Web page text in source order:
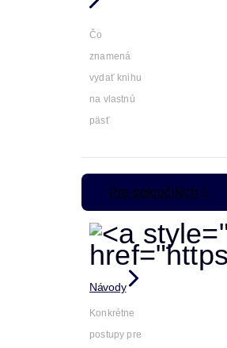
Čo
znamená
vydať knihu
na vlastnú
päsť
Pre pokročilých
Návody
Konkrétne
postupy pre